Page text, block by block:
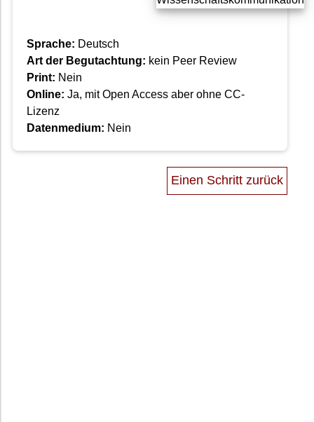
Sprache: Deutsch
Art der Begutachtung: kein Peer Review
Print: Nein
Online: Ja, mit Open Access aber ohne CC-
Lizenz
Datenmedium: Nein